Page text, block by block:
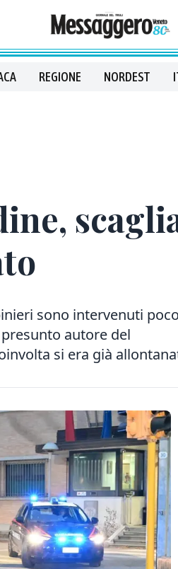
REGIONE NORDEST
sono intervenuti poco
autore del
si era già